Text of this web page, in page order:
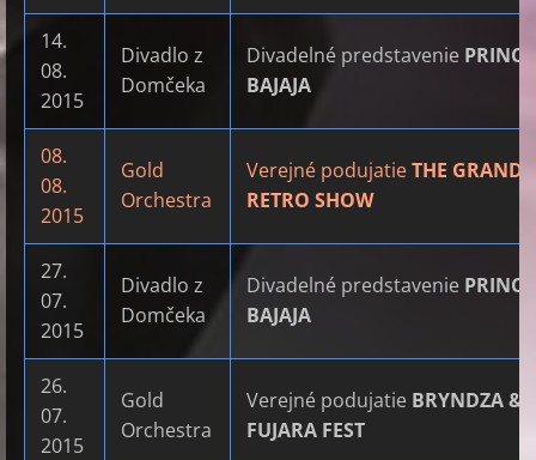
14.
08.
2015
Divadlo z
Domčeka
Divadelné predstavenie PRINC
BAJAJA
08.
08.
2015
Gold
Orchestra
Verejné podujatieTHE GRAND
RETRO SHOW
27.
07.
2015
Divadlo z
Domčeka
Divadelné predstavenie PRINC
BAJAJA
26.
07.
2015
Gold
Orchestra
Verejné podujatie BRYNDZA &
FUJARA FEST